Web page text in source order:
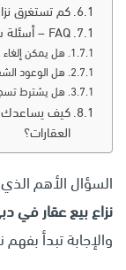
كم تستغرق
FAQ – أسئلة شائعة
هل يمكن إلغاء
هل الوعود
هل يشترط
كيف يساعدك
العقارات؟
السؤال الأهم
نزاع بيع عقار في
والإجابة تبدأ